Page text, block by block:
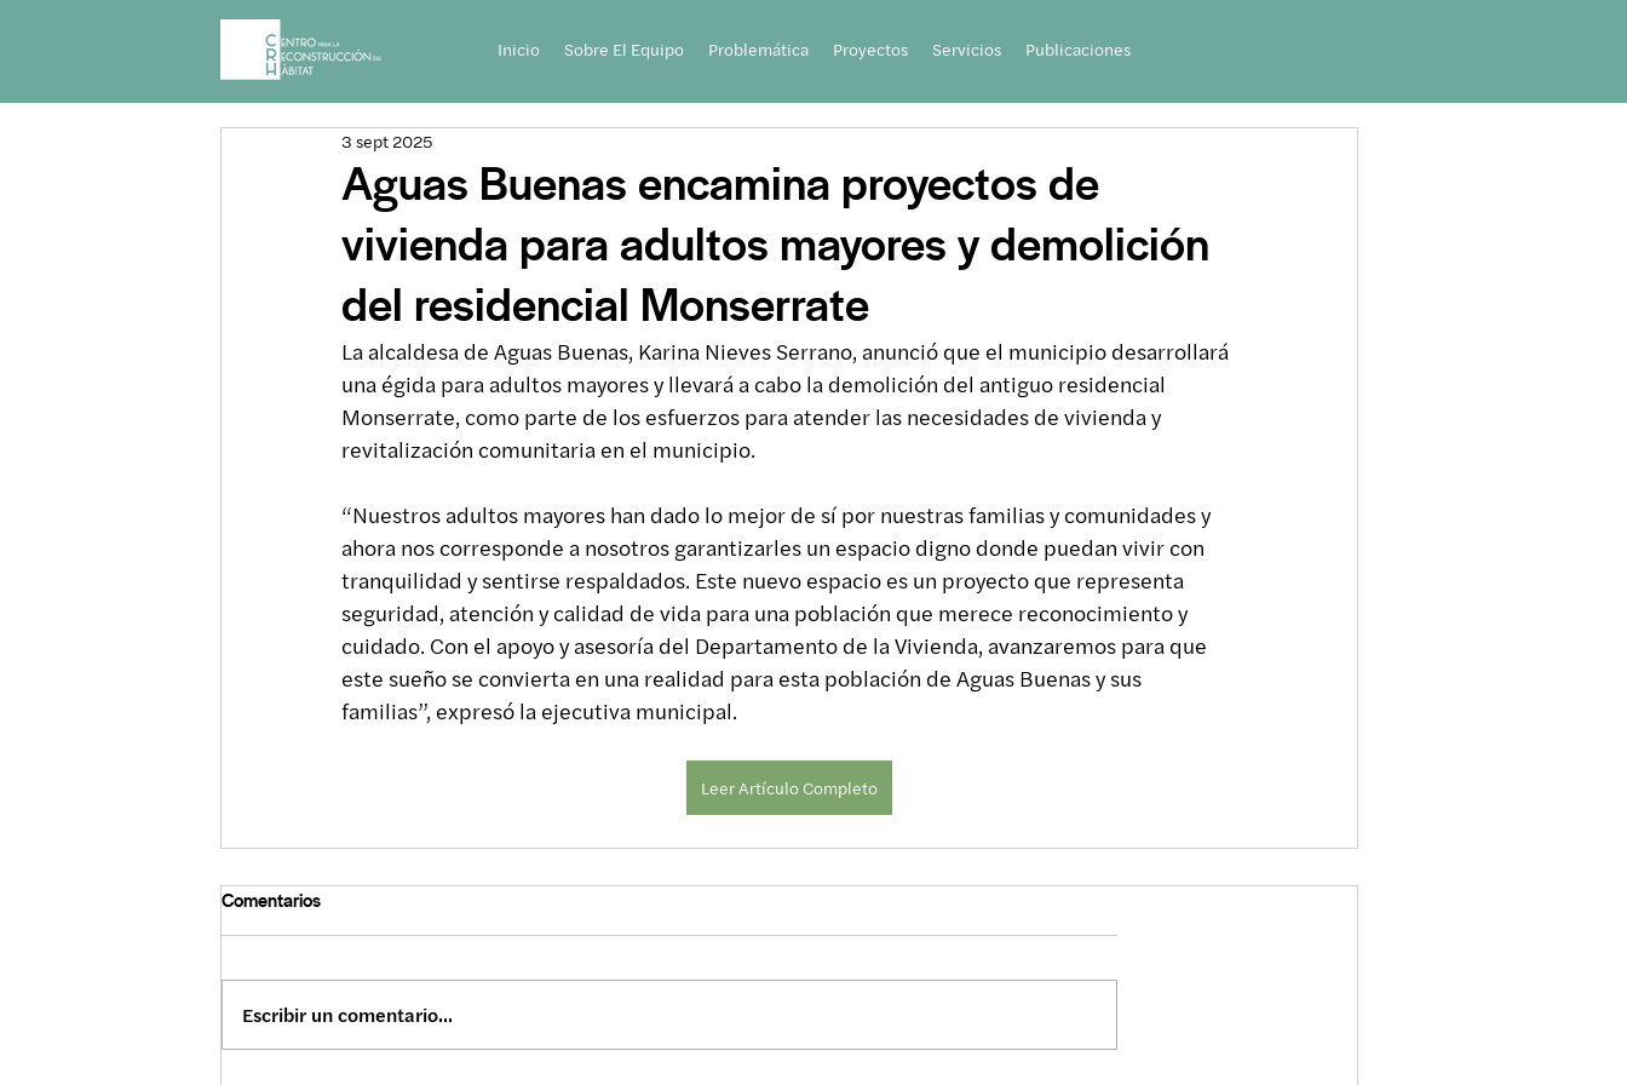
Inicio Sobre El Equipo Problemática Proyectos Servicios Publicaciones
Aguas Buenas encamina proyectos de
vivienda para adultos mayores y demolición
del residencial Monserrate
3 sept 2025
La alcaldesa de Aguas Buenas, Karina Nieves Serrano, anunció que el municipio desarrollará
una égida para adultos mayores y llevará a cabo la demolición del antiguo residencial
Monserrate, como parte de los esfuerzos para atender las necesidades de vivienda y
revitalización comunitaria en el municipio.
“Nuestros adultos mayores han dado lo mejor de sí por nuestras familias y comunidades y
ahora nos corresponde a nosotros garantizarles un espacio digno donde puedan vivir con
tranquilidad y sentirse respaldados. Este nuevo espacio es un proyecto que representa
seguridad, atención y calidad de vida para una población que merece reconocimiento y
cuidado. Con el apoyo y asesoría del Departamento de la Vivienda, avanzaremos para que
este sueño se convierta en una realidad para esta población de Aguas Buenas y sus
familias”, expresó la ejecutiva municipal.
Leer Artículo Completo
Comentarios
Escribir un comentario...